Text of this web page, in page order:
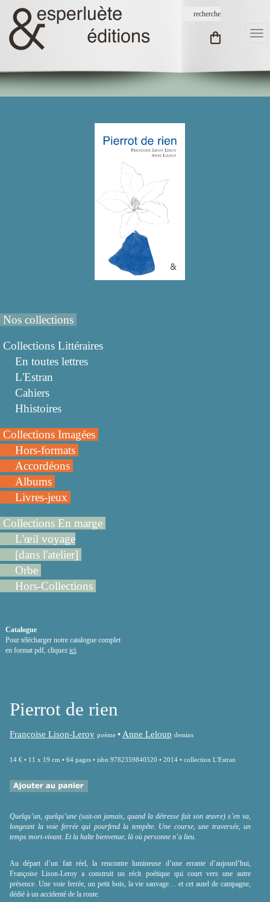
Nos collections
Collections Littéraires
En toutes lettres
L'Estran
Cahiers
Hhistoires
Collections Imagées
Hors-formats
Accordéons
Albums
Livres-jeux
Collections En marge
L'œil voyage
[dans l'atelier]
Orbe
Hors-Collections
Catalogue
Pour télécharger notre catalogue complet
en format pdf, cliquez ici
Pierrot de rien
Françoise Lison-Leroy poème • Anne Leloup dessins
14 € • 11 x 19 cm • 64 pages • isbn 9782359840520 • 2014 • collection L'Estran
Quelqu’un, quelqu’une (sait-on jamais, quand la détresse fait son œuvre) s’en va,
longeant la voie ferrée qui pourfend la tempête. Une course, une traversée, un
temps mort-vivant. Et la halte bienvenue, là où personne n’a lieu.
Au départ d’un fait réel, la rencontre lumineuse d’une errante d’aujourd’hui,
Françoise Lison-Leroy a construit un récit poétique qui court vers une autre
présence. Une voie ferrée, un petit bois, la vie sauvage… et cet autel de campagne,
dédié à un accidenté de la route.